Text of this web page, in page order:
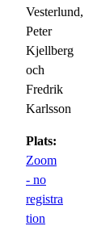
Vesterlund,
Peter
Kjellberg
och
Fredrik
Karlsson
Plats:
Zoom
- no
registra
tion